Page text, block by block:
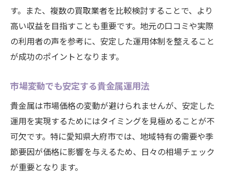
す。また、複数の買取業者を比較検討することで、より
高い収益を目指すことも重要です。地元の口コミや実際
の利用者の声を参考に、安定した運用体制を整えること
が成功のポイントとなります。
市場変動でも安定する貴金属運用法
貴金属は市場価格の変動が避けられませんが、安定した
運用を実現するためにはタイミングを見極めることが不
可欠です。特に愛知県大府市では、地域特有の需要や季
節要因が価格に影響を与えるため、日々の相場チェック
が重要となります。